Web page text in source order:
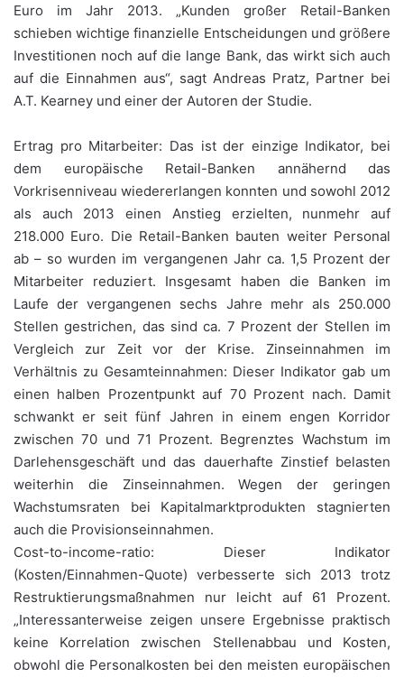
Euro im Jahr 2013. „Kunden großer Retail-Banken
schieben wichtige finanzielle Entscheidungen und größere
Investitionen noch auf die lange Bank, das wirkt sich auch
auf die Einnahmen aus“, sagt Andreas Pratz, Partner bei
A.T. Kearney und einer der Autoren der Studie.
Ertrag pro Mitarbeiter: Das ist der einzige Indikator, bei
dem europäische Retail-Banken annähernd das
Vorkrisenniveau wiedererlangen konnten und sowohl 2012
als auch 2013 einen Anstieg erzielten, nunmehr auf
218.000 Euro. Die Retail-Banken bauten weiter Personal
ab – so wurden im vergangenen Jahr ca. 1,5 Prozent der
Mitarbeiter reduziert. Insgesamt haben die Banken im
Laufe der vergangenen sechs Jahre mehr als 250.000
Stellen gestrichen, das sind ca. 7 Prozent der Stellen im
Vergleich zur Zeit vor der Krise. Zinseinnahmen im
Verhältnis zu Gesamteinnahmen: Dieser Indikator gab um
einen halben Prozentpunkt auf 70 Prozent nach. Damit
schwankt er seit fünf Jahren in einem engen Korridor
zwischen 70 und 71 Prozent. Begrenztes Wachstum im
Darlehensgeschäft und das dauerhafte Zinstief belasten
weiterhin die Zinseinnahmen. Wegen der geringen
Wachstumsraten bei Kapitalmarktprodukten stagnierten
auch die Provisionseinnahmen.
Cost-to-income-ratio: Dieser Indikator
(Kosten/Einnahmen-Quote) verbesserte sich 2013 trotz
Restruktierungsmaßnahmen nur leicht auf 61 Prozent.
„Interessanterweise zeigen unsere Ergebnisse praktisch
keine Korrelation zwischen Stellenabbau und Kosten,
obwohl die Personalkosten bei den meisten europäischen